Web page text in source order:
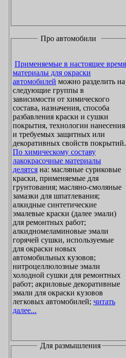
Про автомобили
Применяемые в настоящее время
материалы для окраски
автомобилей можно разделить на
следующие группы в
зависимости от химического
состава, назначения, способа
разбавления краски и сушки
покрытия, технологии нанесения
и требуемых защитных или
декоративных свойств покрытий.
По химическому составу
лакокрасочные материалы
делятся на: масляные суриковые
краски, применяемые для
грунтования; масляно-смоляные
замазки для шпатлевания;
алкидные синтетические
эмалевые краски (далее эмали)
для ремонтных работ;
алкидномеламиновые эмали
горячей сушки, используемые
для окраски новых
автомобильных кузовов;
нитроцеллюлозные эмали
холодной сушки для ремонтных
работ; акриловые декоративные
эмали для окраски кузовов
легковых автомобилей; читать
далее...
Для размышления